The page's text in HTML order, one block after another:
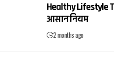
Healthy Lifestyle
आसान नियम
2 months ago